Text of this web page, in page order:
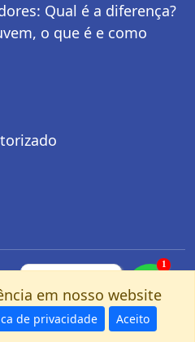
Qual é a diferença?
o que é e como
LTDA | CNPJ:
Av. dos Carinás, 660 -
SP - CEP: 04086-011
em nosso website
de privacidade Aceito
1
nosso Whatsapp!